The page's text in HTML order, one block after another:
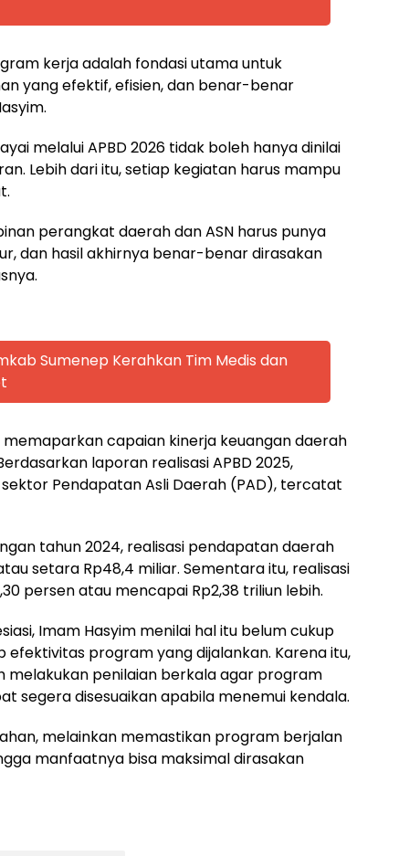
kerja adalah fondasi utama untuk
yang efektif, efisien, dan benar-benar
melalui APBD 2026 tidak boleh hanya dinilai
Lebih dari itu, setiap kegiatan harus mampu
perangkat daerah dan ASN harus punya
dan hasil akhirnya benar-benar dirasakan
Sumenep Kerahkan Tim Medis dan
memaparkan capaian kinerja keuangan daerah
laporan realisasi APBD 2025,
Pendapatan Asli Daerah (PAD), tercatat
tahun 2024, realisasi pendapatan daerah
setara Rp48,4 miliar. Sementara itu, realisasi
persen atau mencapai Rp2,38 triliun lebih.
Imam Hasyim menilai hal itu belum cukup
program yang dijalankan. Karena itu,
penilaian berkala agar program
segera disesuaikan apabila menemui kendala.
melainkan memastikan program berjalan
manfaatnya bisa maksimal dirasakan